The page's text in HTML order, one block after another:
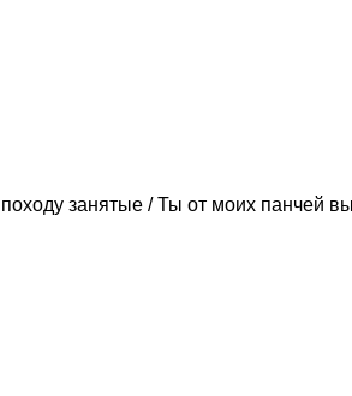
занятые / Ты от моих панчей